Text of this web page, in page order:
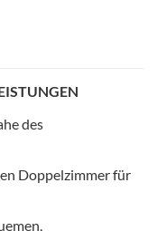
des
Doppelzimmer für